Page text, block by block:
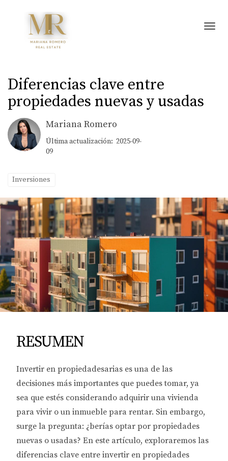
Diferencias clave entre
propiedades nuevas y usadas
Mariana Romero
Última actualización: 2025-09-
09
Inversiones
RESUMEN
Invertir en propiedadesarias es una de las
decisiones más importantes que puedes tomar, ya
sea que estés considerando adquirir una vivienda
para vivir o un inmueble para rentar. Sin embargo,
surge la pregunta: ¿berías optar por propiedades
nuevas o usadas? En este artículo, exploraremos las
diferencias clave entre invertir en propiedades